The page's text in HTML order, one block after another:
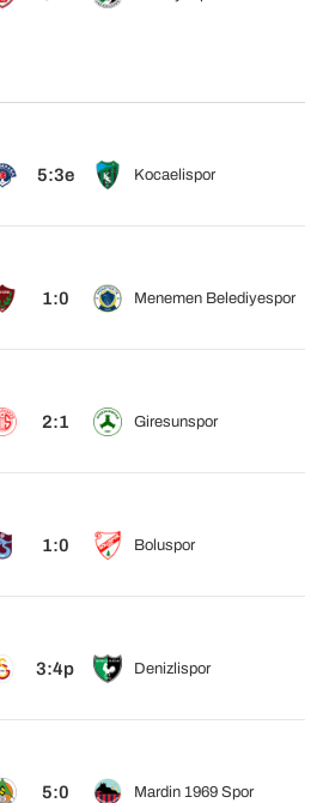
5:3e Kocaelispor
1:0 Menemen Belediyespor
2:1 Giresunspor
1:0 Boluspor
3:4p Denizlispor
5:0 Mardin 1969 Spor